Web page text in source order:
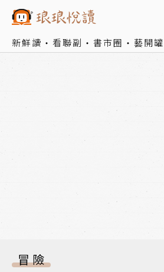
新鮮讀 看聯副 書市圈 藝開罐
冒險